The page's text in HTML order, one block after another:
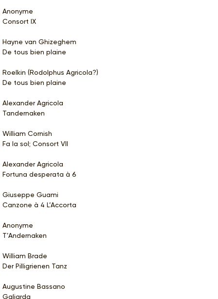
Anonyme
Consort IX
Hayne van Ghizeghem
De tous bien plaine
Roelkin (Rodolphus Agricola?)
De tous bien plaine
Alexander Agricola
Tandernaken
William Cornish
Fa la sol; Consort VII
Alexander Agricola
Fortuna desperata à 6
Giuseppe Guami
Canzone à 4 L’Accorta
Anonyme
T’Andernaken
William Brade
Der Pilligrienen Tanz
Augustine Bassano
Galiarda